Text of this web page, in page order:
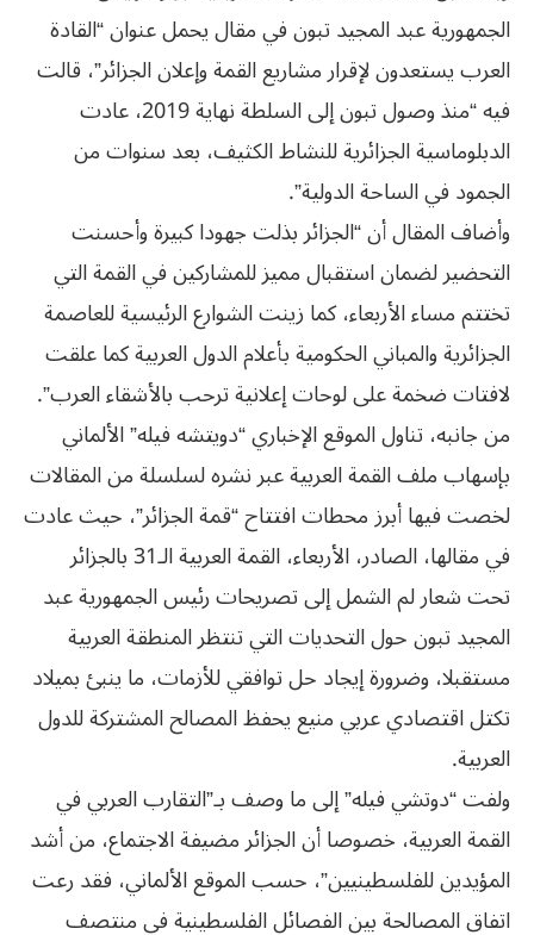
الجمهورية عبد المجيد تبون في مقال يحمل عنوان “القادة
العرب يستعدون لإقرار مشاريع القمة وإعلان الجزائر”، قالت
فيه “منذ وصول تبون إلى السلطة نهاية 2019، عادت
الدبلوماسية الجزائرية للنشاط الكثيف، بعد سنوات من
الجمود في الساحة الدولية”.
وأضاف المقال أن “الجزائر بذلت جهودا كبيرة وأحسنت
التحضير لضمان استقبال مميز للمشاركين في القمة التي
تختتم مساء الأربعاء، كما زينت الشوارع الرئيسية للعاصمة
الجزائرية والمباني الحكومية بأعلام الدول العربية كما علقت
لافتات ضخمة على لوحات إعلانية ترحب بالأشقاء العرب”.
من جانبه، تناول الموقع الإخباري “دويتشه فيله” الألماني
بإسهاب ملف القمة العربية عبر نشره لسلسلة من المقالات
لخصت فيها أبرز محطات افتتاح “قمة الجزائر”، حيث عادت
في مقالها، الصادر، الأربعاء، القمة العربية الـ31 بالجزائر
تحت شعار لم الشمل إلى تصريحات رئيس الجمهورية عبد
المجيد تبون حول التحديات التي تنتظر المنطقة العربية
مستقبلا، وضرورة إيجاد حل توافقي للأزمات، ما ينبئ بميلاد
تكتل اقتصادي عربي منيع يحفظ المصالح المشتركة للدول
العربية.
ولفت “دوتشي فيله” إلى ما وصف بـ”التقارب العربي في
القمة العربية، خصوصا أن الجزائر مضيفة الاجتماع، من أشد
المؤيدين للفلسطينيين”، حسب الموقع الألماني، فقد رعت
اتفاق المصالحة بين الفصائل الفلسطينية في منتصف